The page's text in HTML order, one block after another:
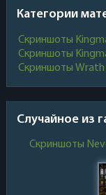
Категории
Скриншоты
Скриншоты
Скриншоты Wrath
Случайное из
Скриншоты